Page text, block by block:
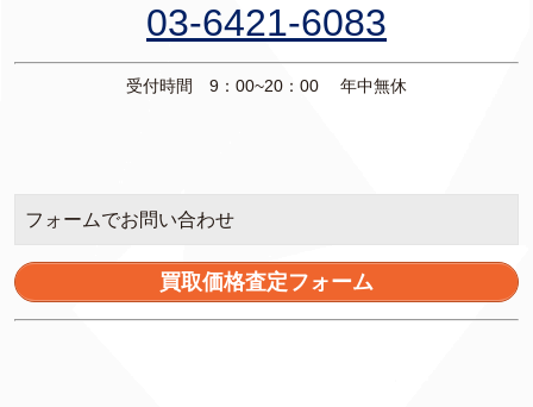
03-6421-6083
受付時間 9：00~20：00 年中無休
フォームでお問い合わせ
買取価格査定フォーム